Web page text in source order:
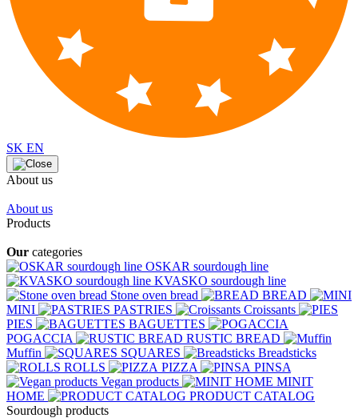
SK EN
About us
About us
Products
Our categories
OSKAR sourdough line
KVASKO sourdough line
Stone oven bread
BREAD
MINI
PASTRIES
Croissants
PIES
BAGUETTES
POGACCIA
RUSTIC BREAD
Muffin
SQUARES
Breadsticks
ROLLS
PIZZA
PINSA
Vegan products
MINIT
HOME
PRODUCT CATALOG
Sourdough products